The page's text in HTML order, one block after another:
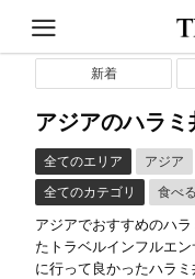
新着
アジアのハラ
全てのエリア
アジア
全てのカテゴリ
食べる
アジアでおすすめのハ
たトラベルインフルエ
に行って良かったハラ